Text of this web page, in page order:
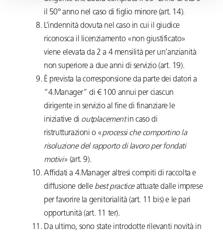
il 50° anno nel caso di figlio minore (art. 14).
L’indennità dovuta nel caso in cui il giudice
riconosca il licenziamento «non giustificato»
viene elevata da 2 a 4 mensilità per un’anzianità
non superiore a due anni di servizio (art. 19).
È prevista la corresponsione da parte dei datori a
“4.Manager” di € 100 annui per ciascun
dirigente in servizio al fine di finanziare le
iniziative di outplacementin caso di
ristrutturazioni o «processi che comportino la
risoluzione del rapporto di lavoro per fondati
motivi» (art. 9).
Affidati a 4.Manager altresì compiti di raccolta e
diffusione delle best practiceattuate dalle imprese
per favorire la genitorialità (art. 11 bis) e le pari
opportunità (art. 11 ter).
Da ultimo, sono state introdotte rilevanti novità in